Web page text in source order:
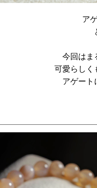
ア
今回はま
可愛らし
アゲー